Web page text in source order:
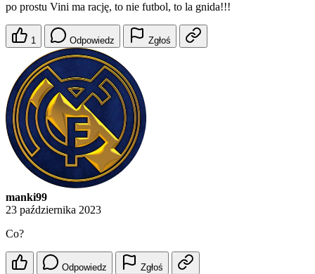
po prostu Vini ma rację, to nie futbol, to la gnida!!!
1 Odpowiedz Zgłoś
manki99
23 października 2023
Co?
Odpowiedz Zgłoś